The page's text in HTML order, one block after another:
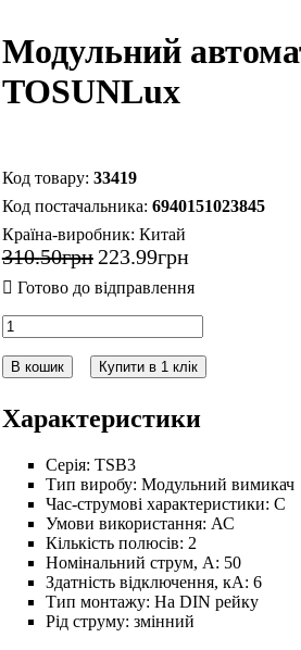
Модульний
TOSUNLux
33419
6940151023845
Країна-виробник: Китай
310.50грн 223.99грн
В кошик Купити в 1 клік
Характеристики
Серія: TSB3
Тип виробу: Модульний вимикач
Час-струмові характеристики: C
Умови використання: АС
Кількість полюсів: 2
Номінальний струм, А: 50
Здатність відключення, кА: 6
Тип монтажу: На DIN рейку
Рід струму: змінний